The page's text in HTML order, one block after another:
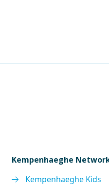
Kempenhaeghe
Kempenhaeghe Kids